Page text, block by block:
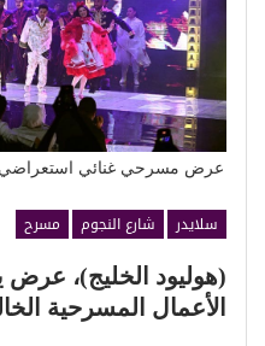
عرض مسرحي غنائي استعراضي
سلايدر شارع النجوم
مسرح
(هوليود الخليج)، عرض
الأعمال المسرحية